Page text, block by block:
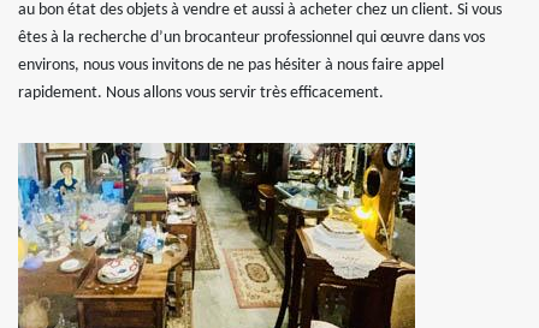
au bon état des objets à vendre et aussi à acheter chez un client. Si vous
êtes à la recherche d’un brocanteur professionnel qui œuvre dans vos
environs, nous vous invitons de ne pas hésiter à nous faire appel
rapidement. Nous allons vous servir très efficacement.